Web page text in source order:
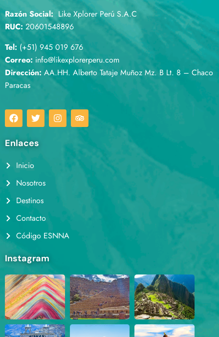
Razón Social: Like Xplorer Perú S.A.C
RUC:20601548896
Tel: (+51) 945 019 676
Correo: info@likexplorerperu.com
Dirección: AA.HH. Alberto Tataje Muñoz Mz. B Lt. 8 – Chaco
Paracas
Enlaces
Inicio
Nosotros
Destinos
Contacto
Código ESNNA
Instagram